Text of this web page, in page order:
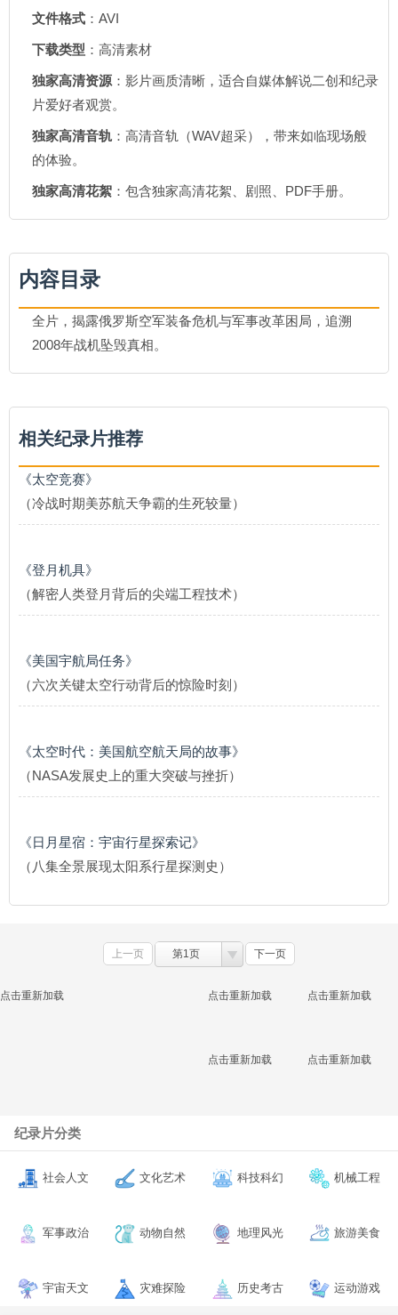
文件格式 ：AVI
下载类型 ：高清素材
独家高清资源 ：影片画质清晰，适合自媒体解说二创和纪录
片爱好者观赏。
独家高清音轨 ：高清音轨（WAV超采），带来如临现场般
的体验。
独家高清花絮 ：包含独家高清花絮、剧照、PDF手册。
内容目录
全片，揭露俄罗斯空军装备危机与军事改革困局，追溯
2008年战机坠毁真相。
相关纪录片推荐
《太空竞赛》
（冷战时期美苏航天争霸的生死较量）
《登月机具》
（解密人类登月背后的尖端工程技术）
《美国宇航局任务》
（六次关键太空行动背后的惊险时刻）
《太空时代：美国航空航天局的故事》
（NASA发展史上的重大突破与挫折）
《日月星宿：宇宙行星探索记》
（八集全景展现太阳系行星探测史）
上一页 第1页 下一页
点击重新加载 点击重新加载 点击重新加载
点击重新加载 点击重新加载
纪录片分类
社会人文 文化艺术 科技科幻 机械工程
军事政治 动物自然 地理风光 旅游美食
宇宙天文 灾难探险 历史考古 运动游戏